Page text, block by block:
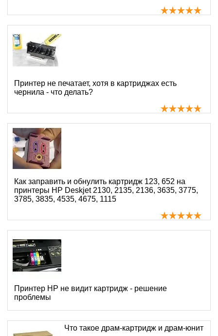
Принтер не печатает, хотя в картриджах есть
чернила - что делать?
Как заправить и обнулить картридж 123, 652 на
принтеры HP Deskjet 2130, 2135, 2136, 3635, 3775,
3785, 3835, 4535, 4675, 1115
Принтер HP не видит картридж - решение
проблемы
Что такое драм-картридж и драм-юнит